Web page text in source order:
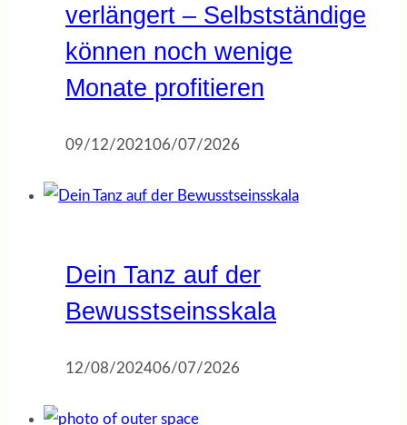
verlängert – Selbstständige
können noch wenige
Monate profitieren
09/12/202106/07/2026
Dein Tanz auf der
Bewusstseinsskala
12/08/202406/07/2026